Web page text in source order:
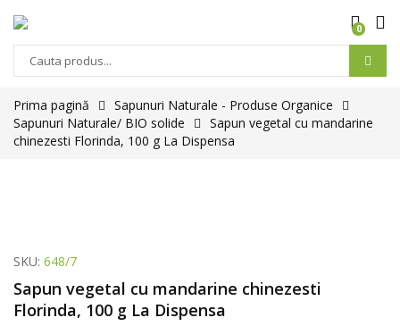
0
Prima pagină
Sapunuri Naturale - Produse Organice
Sapunuri Naturale/ BIO solide
Sapun vegetal cu mandarine
chinezesti Florinda, 100 g La Dispensa
SKU: 648/7
Sapun vegetal cu mandarine chinezesti
Florinda, 100 g La Dispensa